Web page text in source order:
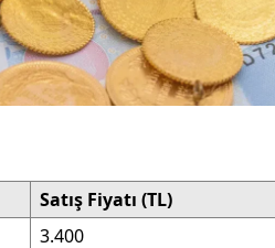
Satış Fiyatı (TL)
3.400